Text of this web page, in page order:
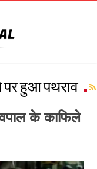
पर हुआ पथराव
के काफिले